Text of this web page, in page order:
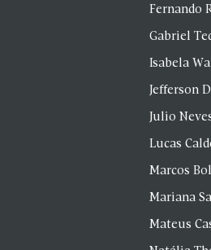
Fernando
Gabriel
Isabela
Jefferson
Julio
Lucas
Marcos
Mariana
Mateus